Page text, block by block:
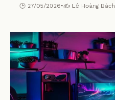
🕒 27/05/2026•✍️ Lê Hoàng Bách